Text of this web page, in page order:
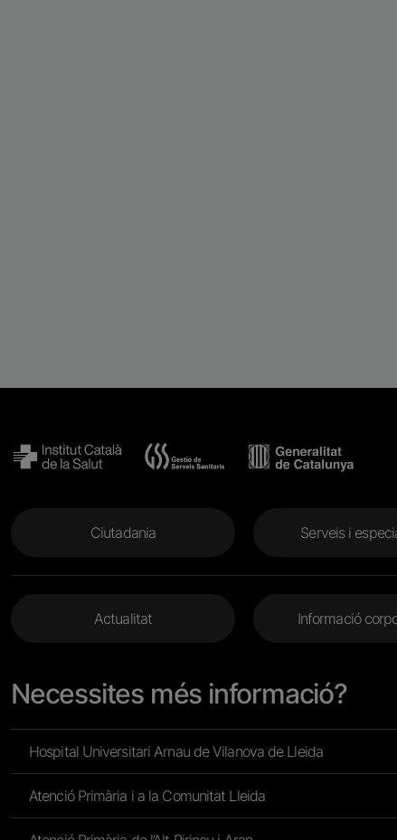
Menu Footer
Ciutadania Serveis i
Menu Footer 2
Actualitat Informació
Necessites més informació?
Hospital Universitari Arnau de Vilanova de Lleida
Atenció Primària i a la Comunitat Lleida